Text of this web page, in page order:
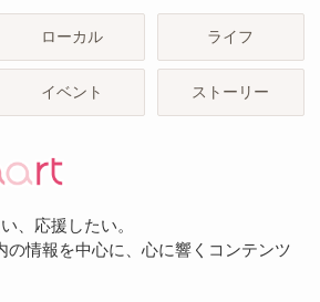
ローカル ライフ
イベント ストーリー
、応援したい。
の情報を中心に、心に響くコンテンツ